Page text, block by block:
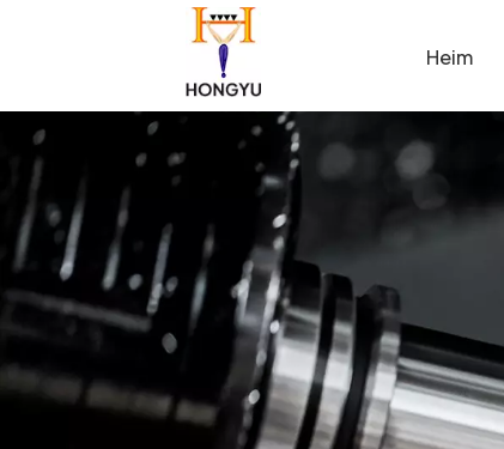
Heim